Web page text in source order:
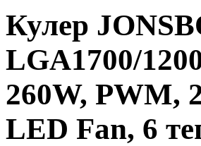
Кулер
LGA1700/
260W, PWM,
LED Fan, 6